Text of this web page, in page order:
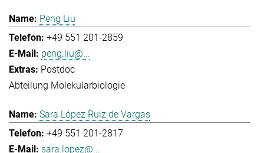
Peng Liu
+49 551 201-2859
peng.liu@...
Postdoc
Abteilung Molekularbiologie
Sara López Ruiz de Vargas
+49 551 201-2817
sara.lopez@...